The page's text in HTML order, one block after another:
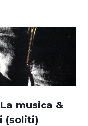
La musica &
i (soliti)